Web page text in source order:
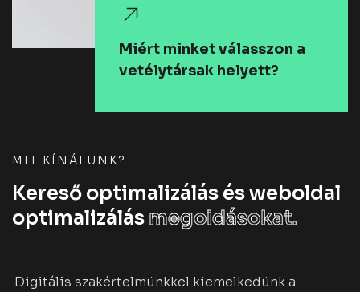
Miért minket válasszon a
vetélytársak helyett?
MIT KÍNÁLUNK?
Kereső optimalizálás és weboldal
optimalizálás megoldásokat.
Digitális szakértelmünkkel kiemelkedünk a